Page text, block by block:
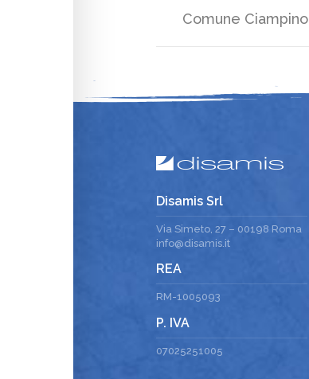
Comune Ciampino
Disamis Srl
Via Simeto, 27 – 00198 Roma
info@disamis.it
REA
RM-1005093
P. IVA
07025251005